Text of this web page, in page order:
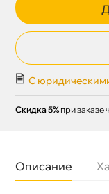
С
Скидка 5% при заказе
Описание